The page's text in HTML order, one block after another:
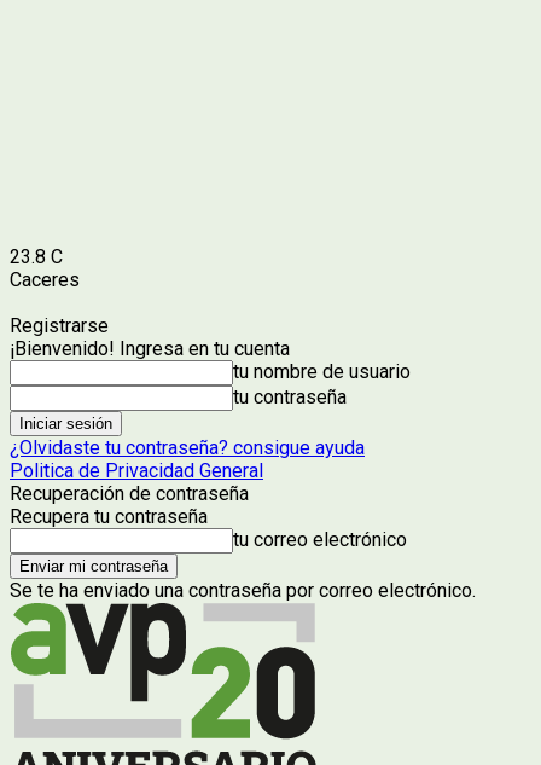
23.8 C
Caceres
Registrarse
¡Bienvenido! Ingresa en tu cuenta
tu nombre de usuario
tu contraseña
¿Olvidaste tu contraseña? consigue ayuda
Politica de Privacidad General
Recuperación de contraseña
Recupera tu contraseña
tu correo electrónico
Se te ha enviado una contraseña por correo electrónico.